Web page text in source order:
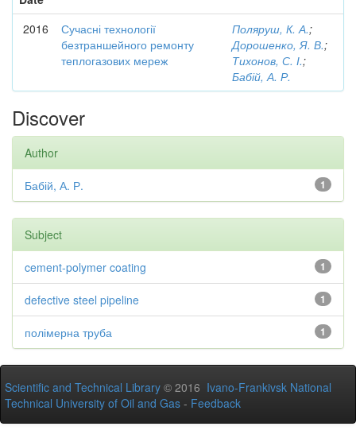
2016
Сучасні технології
безтраншейного ремонту
теплогазових мереж
Поляруш, К. А.;
Дорошенко, Я. В.;
Тихонов, С. І.;
Бабій, А. Р.
Discover
Author
1
Бабій, А. Р.
Subject
1
cement-polymer coating
1
defective steel pipeline
1
полімерна труба
Scientific and Technical Library © 2016 Ivano-Frankivsk National
Technical University of Oil and Gas - Feedback